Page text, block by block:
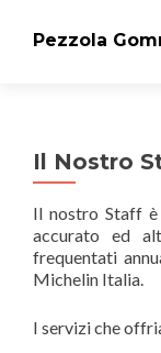
Pezzola
Il Nostro
Il nostro Staff
accurato ed
frequentati
Michelin Italia.
I servizi che